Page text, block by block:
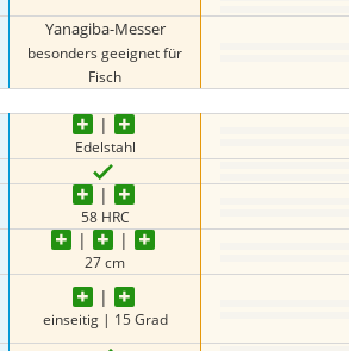
Yanagiba-Messer
besonders geeignet für
Fisch
Edelstahl
58 HRC
27 cm
einseitig | 15 Grad